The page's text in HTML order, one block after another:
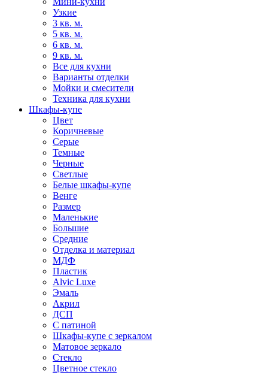
Узкие
3 кв. м.
5 кв. м.
6 кв. м.
9 кв. м.
Все для кухни
Варианты отделки
Мойки и смесители
Техника для кухни
Шкафы-купе
Цвет
Коричневые
Серые
Темные
Черные
Светлые
Белые шкафы-купе
Венге
Размер
Маленькие
Большие
Средние
Отделка и материал
МДФ
Пластик
Alvic Luxe
Эмаль
Акрил
ДСП
С патиной
Шкафы-купе с зеркалом
Матовое зеркало
Стекло
Цветное стекло